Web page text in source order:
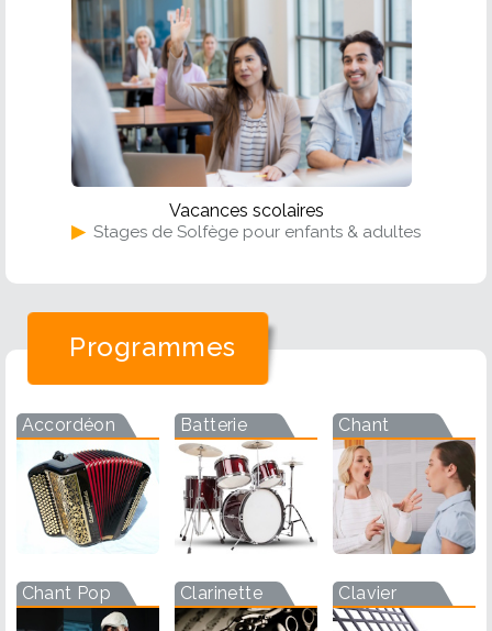
Vacances scolaires
▶ Stages de Solfège pour enfants & adultes
Programmes
Accordéon Batterie Chant
Chant Pop Clarinette Clavier